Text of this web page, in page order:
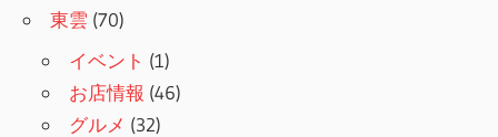
東雲 (70)
イベント (1)
お店情報 (46)
グルメ (32)